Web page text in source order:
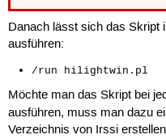
Danach lässt sich das Skript
ausführen:
/run hilightwin.pl
Möchte man das Skript bei
ausführen, muss man dazu
Verzeichnis von Irssi